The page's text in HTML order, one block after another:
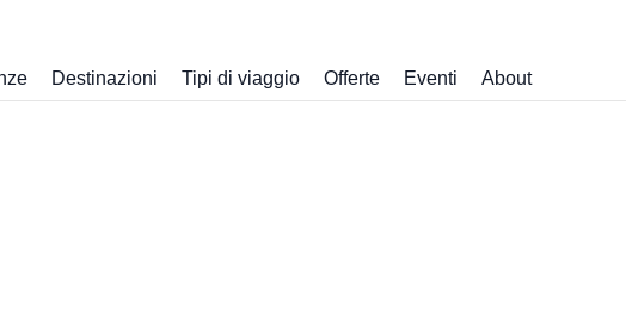
Destinazioni Tipi di viaggio Offerte Eventi About